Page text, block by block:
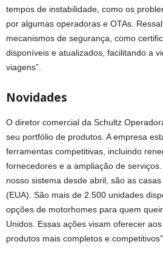
tempos de instabilidade, como os
por algumas operadoras e OTAs.
mecanismos de segurança, como
disponíveis e atualizados, facilitando a
viagens”.
Novidades
O diretor comercial da Schultz
seu portfólio de produtos. A empresa
ferramentas competitivas, incluindo
fornecedores e a ampliação de
nosso sistema desde abril, são as
(EUA). São mais de 2.500 unidades
opções de motorhomes para quem
Unidos. Essas ações visam oferecer
produtos mais completos e